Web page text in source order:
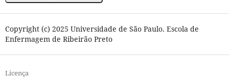
Copyright (c) 2025 Universidade de São Paulo. Escola de
Enfermagem de Ribeirão Preto
Licença